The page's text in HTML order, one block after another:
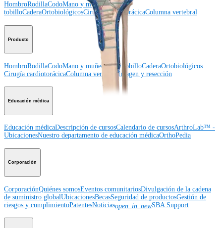
HombroRodillaCodoMano y muñecaPie y
tobilloCaderaOrtobiológicosCirugía cardiotorácicaColumna vertebral
Producto
HombroRodillaCodoMano y muñecaPie y tobilloCaderaOrtobiológicos
Cirugía cardiotorácicaColumna vertebralImagen y resección
Educación médica
Educación médicaDescripción de cursosCalendario de cursosArthroLab™ -
UbicacionesNuestro departamento de educación médicaOrthoPedia
Corporación
CorporaciónQuiénes somosEventos comunitariosDivulgación de la cadena
de suministro globalUbicacionesBecasSeguridad de productosGestión de
riesgos y cumplimientoPatentesNoticiasopen_in_newSBA Support